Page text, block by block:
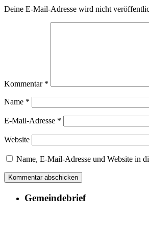
Deine E-Mail-Adresse wird nicht
Kommentar *
Name *
E-Mail-Adresse *
Website
Name, E-Mail-Adresse und Website in
Gemeindebrief